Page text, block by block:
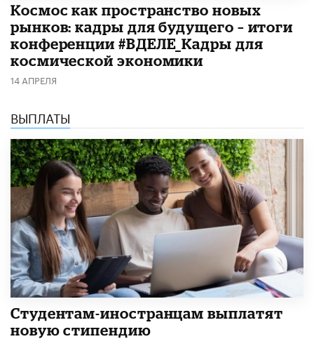
Космос как пространство новых
рынков: кадры для будущего – итоги
конференции #ВДЕЛЕ_Кадры для
космической экономики
14 АПРЕЛЯ
ВЫПЛАТЫ
Студентам-иностранцам выплатят
новую стипендию